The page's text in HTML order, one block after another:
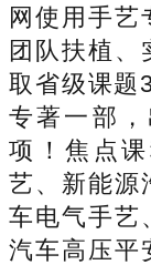
网使用手艺
团队扶植、
取省级课题
专著一部
项！焦点
艺、新能源
车电气手艺
汽车高压平